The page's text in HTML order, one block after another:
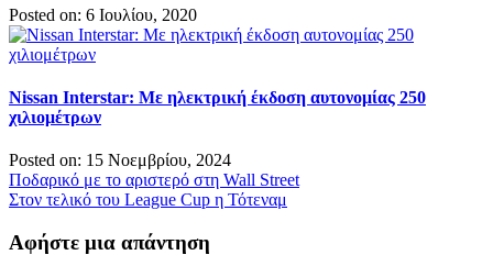
Posted on: 6 Ιουλίου, 2020
Nissan Interstar: Με ηλεκτρική έκδοση αυτονομίας 250
χιλιομέτρων
Posted on: 15 Νοεμβρίου, 2024
Πλοήγηση
άρθρων
Ποδαρικό με το αριστερό στη Wall Street
Στον τελικό του League Cup η Τότεναμ
Αφήστε μια απάντηση